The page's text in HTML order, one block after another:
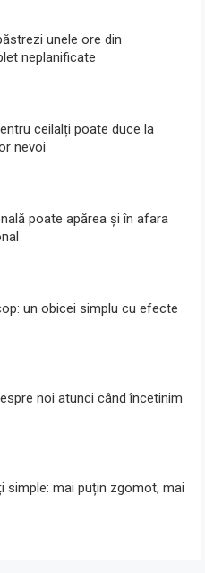
unele ore din
neplanificate
ceilalți poate duce la
nevoi
poate apărea și în afara
un obicei simplu cu efecte
noi atunci când încetinim
simple: mai puțin zgomot, mai